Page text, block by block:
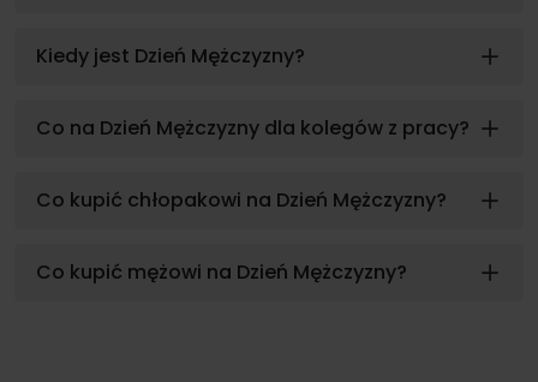
Kiedy jest Dzień Mężczyzny?
Co na Dzień Mężczyzny dla kolegów z pracy?
Co kupić chłopakowi na Dzień Mężczyzny?
Co kupić mężowi na Dzień Mężczyzny?